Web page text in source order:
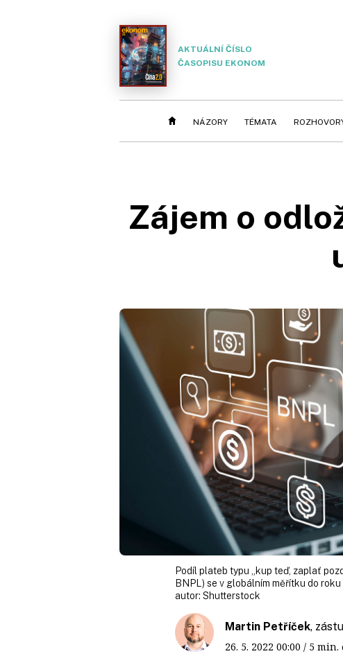
AKTUÁLNÍ ČÍSLO
ČASOPISU EKONOM
NÁZORY TÉMATA
Zájem o
Podíl plateb typu „kup teď, zaplať
BNPL) se v globálním měřítku do
autor: Shutterstock
Martin Petříček,
26. 5. 2022 00:00 / 5